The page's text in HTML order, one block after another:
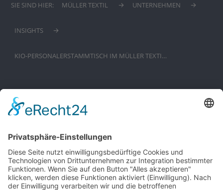
SIE SIND HIER: MÜLLER TEXTIL UNTERNEHMEN
INSIGHTS
KIO-PERSONALERSTAMMTISCH IM MÜLLER TEXTI…
WIR SIND MÜLLER TEXTIL,
der weltweit führende spezialisierte Hersteller von
Abstandsgewirke, 3D-Textilien, Kaschiermaterialien oder
Abstandshalter geht: MÜLLER TEXTIL erfüllt als globales
Familienunternehmen höchste Ansprüche im Bereich
technischer, dreidimensionaler Textilien.